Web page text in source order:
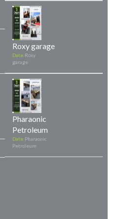
Roxy garage
Date:Roxy
garage
Pharaonic
Petroleum
Date:Pharaonic
Petroleum